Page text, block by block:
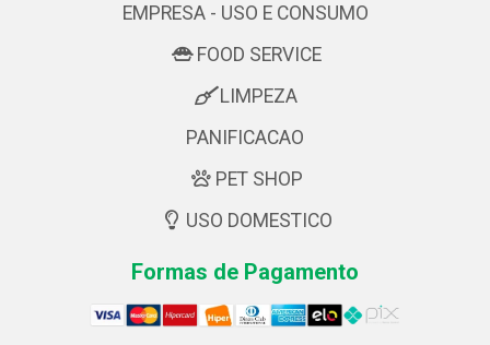
EMPRESA - USO E CONSUMO
FOOD SERVICE
LIMPEZA
PANIFICACAO
PET SHOP
USO DOMESTICO
Formas de Pagamento